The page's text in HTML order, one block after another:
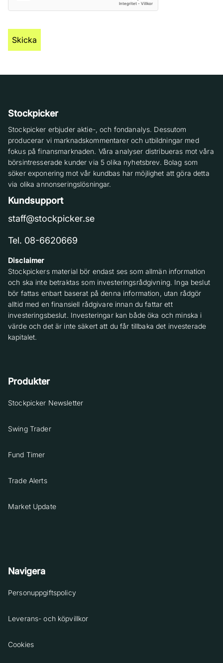
Stockpicker
Stockpicker erbjuder aktie-, och fondanalys. Dessutom
producerar vi marknadskommentarer och utbildningar med
fokus på finansmarknaden. Våra analyser distribueras mot våra
börsintresserade kunder via 5 olika nyhetsbrev. Bolag som
söker exponering mot vår kundbas har möjlighet att göra detta
via olika annonseringslösningar.
Kundsupport
staff@stockpicker.se
Tel. 08-6620669
Disclaimer
Stockpickers material bör endast ses som allmän information
och ska inte betraktas som investeringsrådgivning. Inga beslut
bör fattas enbart baserat på denna information, utan rådgör
alltid med en finansiell rådgivare innan du fattar ett
investeringsbeslut. Investeringar kan både öka och minska i
värde och det är inte säkert att du får tillbaka det investerade
kapitalet.
Produkter
Stockpicker Newsletter
Swing Trader
Fund Timer
Trade Alerts
Market Update
Navigera
Personuppgiftspolicy
Leverans- och köpvillkor
Cookies